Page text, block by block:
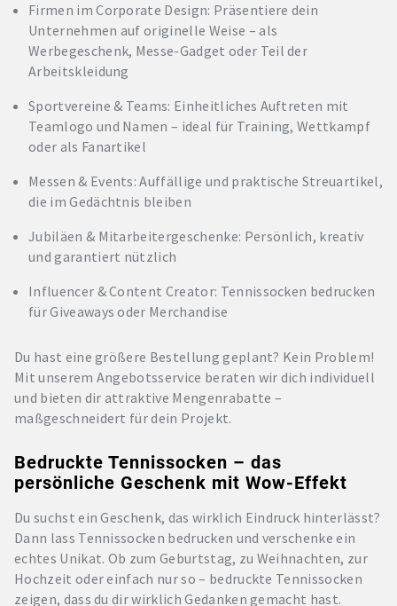
Firmen im Corporate Design: Präsentiere dein
Unternehmen auf originelle Weise – als
Werbegeschenk, Messe-Gadget oder Teil der
Arbeitskleidung
Sportvereine & Teams: Einheitliches Auftreten mit
Teamlogo und Namen – ideal für Training, Wettkampf
oder als Fanartikel
Messen & Events: Auffällige und praktische Streuartikel,
die im Gedächtnis bleiben
Jubiläen & Mitarbeitergeschenke: Persönlich, kreativ
und garantiert nützlich
Influencer & Content Creator: Tennissocken bedrucken
für Giveaways oder Merchandise
Du hast eine größere Bestellung geplant? Kein Problem!
Mit unserem Angebotsservice beraten wir dich individuell
und bieten dir attraktive Mengenrabatte –
maßgeschneidert für dein Projekt.
Bedruckte Tennissocken – das
persönliche Geschenk mit Wow-Effekt
Du suchst ein Geschenk, das wirklich Eindruck hinterlässt?
Dann lass Tennissocken bedrucken und verschenke ein
echtes Unikat. Ob zum Geburtstag, zu Weihnachten, zur
Hochzeit oder einfach nur so – bedruckte Tennissocken
zeigen, dass du dir wirklich Gedanken gemacht hast.